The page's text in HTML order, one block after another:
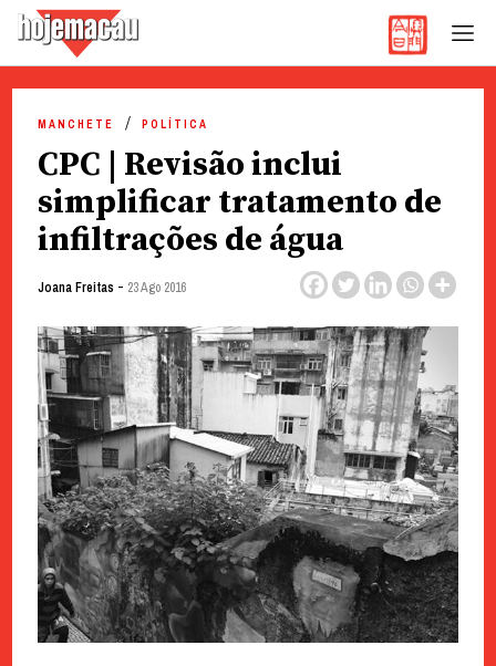
content
MANCHETE POLÍTICA
CPC | Revisão inclui
simplificar tratamento de
infiltrações de água
Joana Freitas - 23 Ago 2016